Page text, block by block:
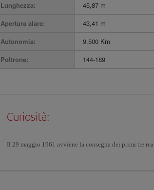
Lunghezza:
45,87 m
Apertura alare:
43,41 m
Autonomia:
9.500 Km
Poltrone:
144-189
Curiosità:
Il 29 maggio 1961 avviene la consegna dei primi tre